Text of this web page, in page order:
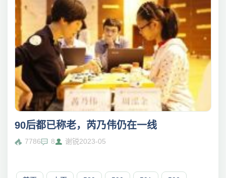
90后都已称老，芮乃伟仍在一线
7786 8 谢锐2023-05